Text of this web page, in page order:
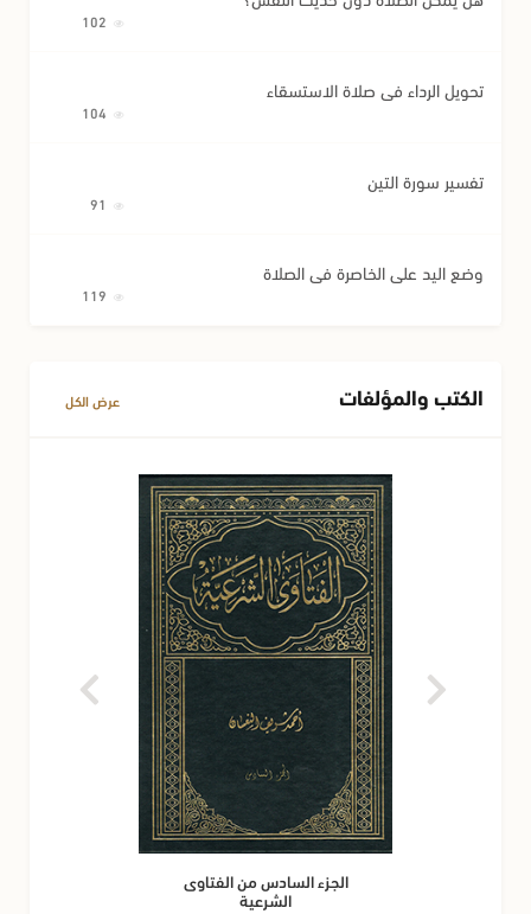
تحويل الرداء في صلاة الاستسقاء
تفسير سورة التين
وضع اليد على الخاصرة في الصلاة
الكتب والمؤلفات عرض الكل
الجزء السادس من الفتاوى
الشرعية